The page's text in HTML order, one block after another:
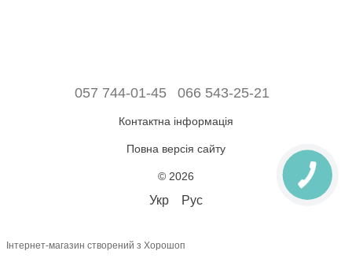
057 744-01-45 066 543-25-21
Контактна інформація
Повна версія сайту
© 2026
Укр Рус
Інтернет-магазин створений з Хорошоп